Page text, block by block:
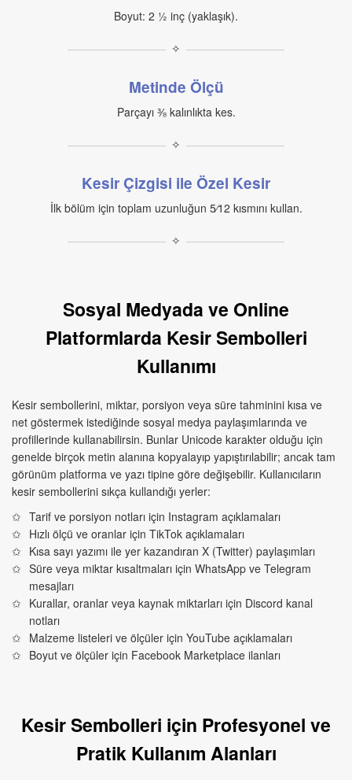
Boyut: 2 ½ inç (yaklaşık).
✧
Metinde Ölçü
Parçayı ⅜ kalınlıkta kes.
✧
Kesir Çizgisi ile Özel Kesir
İlk bölüm için toplam uzunluğun 5⁄12 kısmını kullan.
✧
Sosyal Medyada ve Online
Platformlarda Kesir Sembolleri
Kullanımı
Kesir sembollerini, miktar, porsiyon veya süre tahminini kısa ve
net göstermek istediğinde sosyal medya paylaşımlarında ve
profillerinde kullanabilirsin. Bunlar Unicode karakter olduğu için
genelde birçok metin alanına kopyalayıp yapıştırılabilir; ancak tam
görünüm platforma ve yazı tipine göre değişebilir. Kullanıcıların
kesir sembollerini sıkça kullandığı yerler:
Tarif ve porsiyon notları için Instagram açıklamaları
Hızlı ölçü ve oranlar için TikTok açıklamaları
Kısa sayı yazımı ile yer kazandıran X (Twitter) paylaşımları
Süre veya miktar kısaltmaları için WhatsApp ve Telegram
mesajları
Kurallar, oranlar veya kaynak miktarları için Discord kanal
notları
Malzeme listeleri ve ölçüler için YouTube açıklamaları
Boyut ve ölçüler için Facebook Marketplace ilanları
Kesir Sembolleri için Profesyonel ve
Pratik Kullanım Alanları